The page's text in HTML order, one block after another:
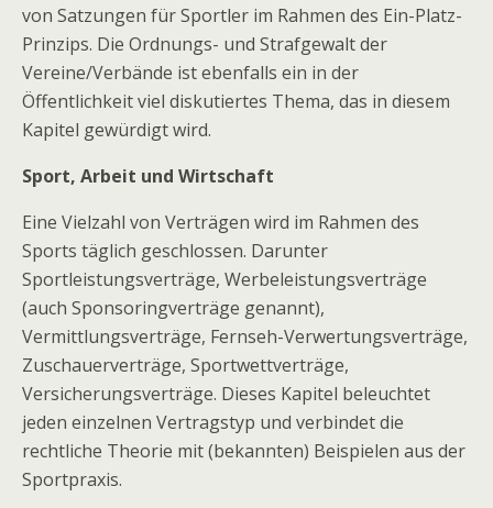
von Satzungen für Sportler im Rahmen des Ein-Platz-
Prinzips. Die Ordnungs- und Strafgewalt der
Vereine/Verbände ist ebenfalls ein in der
Öffentlichkeit viel diskutiertes Thema, das in diesem
Kapitel gewürdigt wird.
Sport, Arbeit und Wirtschaft
Eine Vielzahl von Verträgen wird im Rahmen des
Sports täglich geschlossen. Darunter
Sportleistungsverträge, Werbeleistungsverträge
(auch Sponsoringverträge genannt),
Vermittlungsverträge, Fernseh-Verwertungsverträge,
Zuschauerverträge, Sportwettverträge,
Versicherungsverträge. Dieses Kapitel beleuchtet
jeden einzelnen Vertragstyp und verbindet die
rechtliche Theorie mit (bekannten) Beispielen aus der
Sportpraxis.